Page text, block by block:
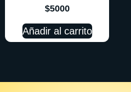
$5000
Añadir al carrito